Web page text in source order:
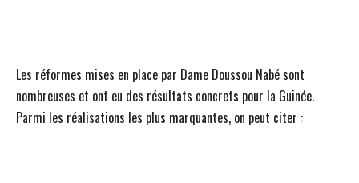
Les réformes mises en place par Dame Doussou Nabé sont
nombreuses et ont eu des résultats concrets pour la Guinée.
Parmi les réalisations les plus marquantes, on peut citer :